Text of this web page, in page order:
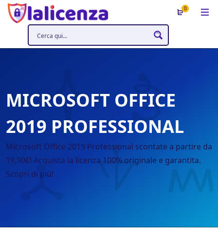
0
MICROSOFT OFFICE
2019 PROFESSIONAL
Microsoft Office 2019 Professional scontate a partire da
19,90€! Acquista la licenza 100% originale e garantita.
Scopri di più!